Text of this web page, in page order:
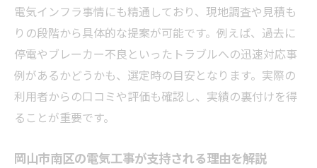
電気インフラ事情にも精通しており、現地調査や見積も
りの段階から具体的な提案が可能です。例えば、過去に
停電やブレーカー不良といったトラブルへの迅速対応事
例があるかどうかも、選定時の目安となります。実際の
利用者からの口コミや評価も確認し、実績の裏付けを得
ることが重要です。
岡山市南区の電気工事が支持される理由を解説